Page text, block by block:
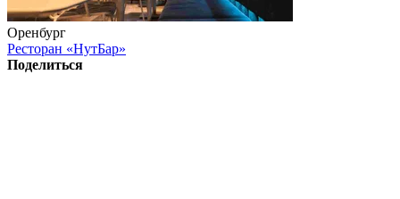
Оренбург
Ресторан «НутБар»
Поделиться